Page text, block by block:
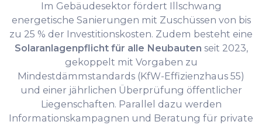
Im Gebäudesektor fördert Illschwang
energetische Sanierungen mit Zuschüssen von bis
zu 25 % der Investitionskosten. Zudem besteht eine
Solaranlagenpflicht für alle Neubauten seit 2023,
gekoppelt mit Vorgaben zu
Mindestdämmstandards (KfW-Effizienzhaus 55)
und einer jährlichen Überprüfung öffentlicher
Liegenschaften. Parallel dazu werden
Informationskampagnen und Beratung für private